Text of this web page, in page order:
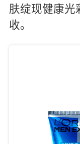
肤绽现健康光
收。